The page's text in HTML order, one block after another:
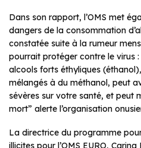
Dans son rapport, l’OMS met
dangers de la consommation
constatée suite à la rumeur
pourrait protéger contre le virus
alcools forts éthyliques
mélangés à du méthanol, peut
sévères sur votre santé, et peut
mort” alerte l’organisation
La directrice du programme
illicites pour l’OMS EURO,